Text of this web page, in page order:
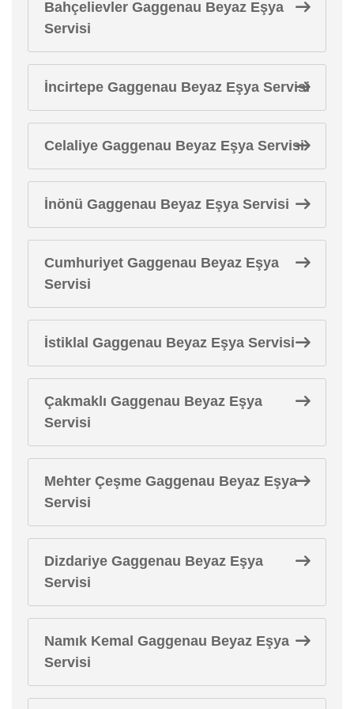
Bahçelievler Gaggenau Beyaz Eşya
Servisi
İncirtepe Gaggenau Beyaz Eşya Servisi
Celaliye Gaggenau Beyaz Eşya Servisi
İnönü Gaggenau Beyaz Eşya Servisi
Cumhuriyet Gaggenau Beyaz Eşya
Servisi
İstiklal Gaggenau Beyaz Eşya Servisi
Çakmaklı Gaggenau Beyaz Eşya
Servisi
Mehter Çeşme Gaggenau Beyaz Eşya
Servisi
Dizdariye Gaggenau Beyaz Eşya
Servisi
Namık Kemal Gaggenau Beyaz Eşya
Servisi